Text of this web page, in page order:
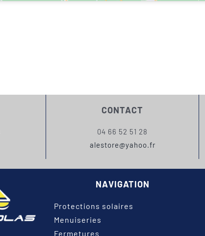
CONTACT
04 66 52 51 28
alestore@yahoo.fr
NAVIGATION
Protections solaires
Menuiseries
Fermetures